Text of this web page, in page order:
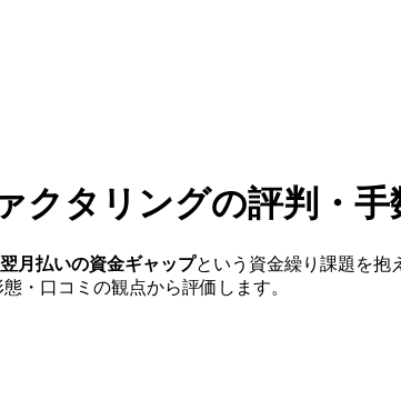
クタリングの評判・
月払いの資金ギャップという資金繰り課題を抱
・口コミの観点から評価します。